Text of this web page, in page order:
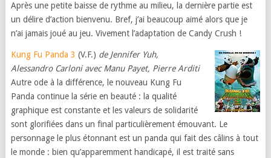
Après une petite baisse de rythme au milieu, la dernière partie est
un délire d’action bienvenu. Bref, j’ai beaucoup aimé alors que je
n’ai jamais joué au jeu. Vivement l’adaptation de Candy Crush !
Kung Fu Panda 3 (V.F.) de Jennifer Yuh,
Alessandro Carloni avec Manu Payet, Pierre Arditi
Autre ode à la différence, le nouveau Kung Fu
Panda continue la série en beauté : la qualité
graphique est constante et les valeurs de solidarité
sont glorifiées dans un final particulièrement émouvant. Le
personnage le plus étonnant est un panda qui fait des câlins à tout
le monde : bien qu’apparemment handicapé, il est traité sans